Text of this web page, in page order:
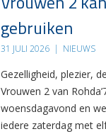
gebruiken
31 JULI 2026 | NIEUWS
Gezelligheid, plezier,
Vrouwen 2 van
woensdagavond en
iedere zaterdag met